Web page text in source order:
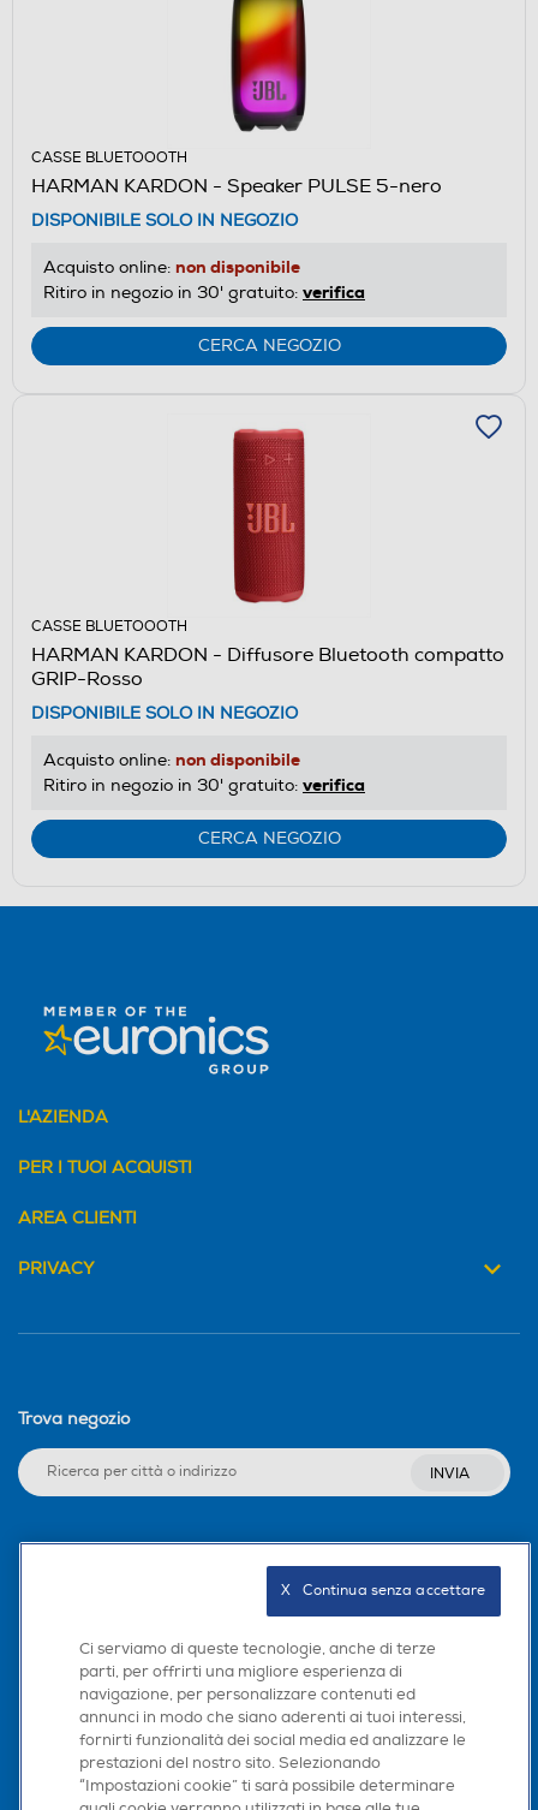
CASSE BLUETOOOTH
HARMAN KARDON - Speaker PULSE 5-nero
DISPONIBILE SOLO IN NEGOZIO
Acquisto online: non disponibile
Ritiro in negozio in 30' gratuito: verifica
CERCA NEGOZIO
CASSE BLUETOOOTH
HARMAN KARDON - Diffusore Bluetooth compatto
GRIP-Rosso
DISPONIBILE SOLO IN NEGOZIO
Acquisto online: non disponibile
Ritiro in negozio in 30' gratuito: verifica
CERCA NEGOZIO
L'AZIENDA
PER I TUOI ACQUISTI
AREA CLIENTI
PRIVACY
Trova negozio
INVIA
Scarica la nostra app
Ci serviamo di queste tecnologie, anche di terze
parti, per offrirti una migliore esperienza di
navigazione, per personalizzare contenuti ed
annunci in modo che siano aderenti ai tuoi interessi,
fornirti funzionalità dei social media ed analizzare le
prestazioni del nostro sito. Selezionando
“Impostazioni cookie” ti sarà possibile determinare
X   Continua senza accettare